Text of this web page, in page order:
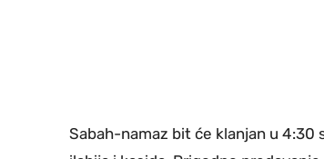
Sabah-namaz bit će klanjan u 4:30